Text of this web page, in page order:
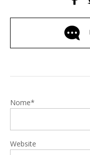
Nome*
Website